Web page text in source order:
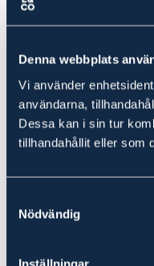
Denna webbplats
Vi använder
användarna,
Dessa kan i sin tur
tillhandahållit eller som
Nödvändig
Inställningar
Skog
Skog i Arvika, 60 ha
ARVIKA SÖDRA FJÖLE
4 000 000 kr
Anbudsenast sön 16 aug
Hitta hit
Bilder